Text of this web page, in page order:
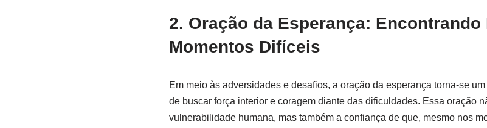
2. Oração da Esperança: Encontrando
Momentos Difíceis
Em meio às adversidades e desafios, a oração da esperança torna-se
de buscar força interior e coragem diante das dificuldades. Essa oração
vulnerabilidade humana, mas também a confiança de que, mesmo nos